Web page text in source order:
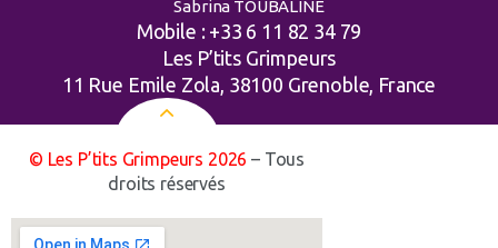
Sabrina TOUBALINE
Mobile : +33 6 11 82 34 79
Les P’tits Grimpeurs
11 Rue Emile Zola, 38100 Grenoble, France
© Les P’tits Grimpeurs 2026 – Tous
droits réservés